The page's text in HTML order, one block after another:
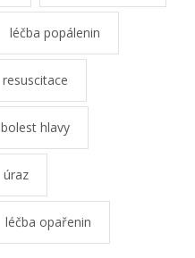
léčba popálenin
resuscitace
bolest hlavy
úraz
léčba opařenin